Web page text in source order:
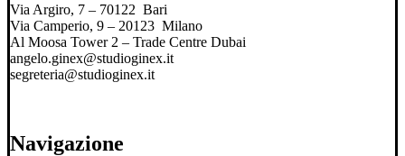
Via Argiro, 7 – 70122 Bari
Via Camperio, 9 – 20123 Milano
Al Moosa Tower 2 – Trade Centre Dubai
angelo.ginex@studioginex.it
segreteria@studioginex.it
Navigazione